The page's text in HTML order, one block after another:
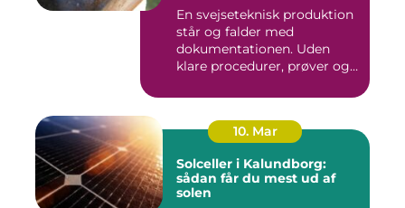
En svejseteknisk produktion
står og falder med
dokumentationen. Uden
klare procedurer, prøver og
10. Mar
Solceller i Kalundborg:
sådan får du mest ud af
solen